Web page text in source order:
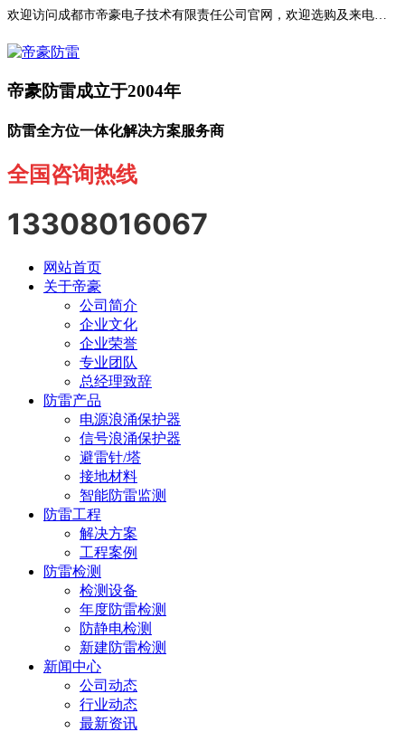
欢迎访问成都市帝豪电子技术有限责任公司官网，欢迎选购及来电咨询！
帝豪防雷成立于2004年
防雷全方位一体化解决方案服务商
全国咨询热线
13308016067
网站首页
关于帝豪
公司简介
企业文化
企业荣誉
专业团队
总经理致辞
防雷产品
电源浪涌保护器
信号浪涌保护器
避雷针/塔
接地材料
智能防雷监测
防雷工程
解决方案
工程案例
防雷检测
检测设备
年度防雷检测
防静电检测
新建防雷检测
新闻中心
公司动态
行业动态
最新资讯